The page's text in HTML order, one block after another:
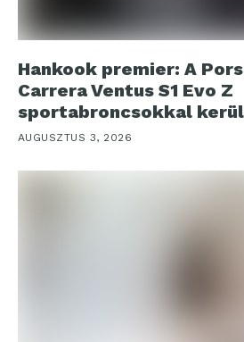
Hankook premier: A
Carrera Ventus S1 Evo Z
sportabroncsokkal
AUGUSZTUS 3, 2026